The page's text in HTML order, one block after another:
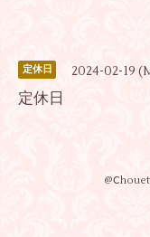
定休日 2024-02-19
定休日